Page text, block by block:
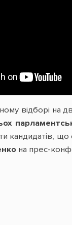
відборі на
кандидатів, що
на прес-